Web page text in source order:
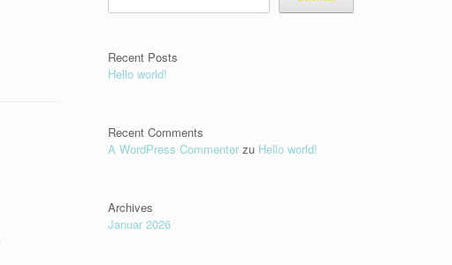
Recent Posts
Hello world!
Recent Comments
A WordPress Commenter zu Hello world!
Archives
Januar 2026